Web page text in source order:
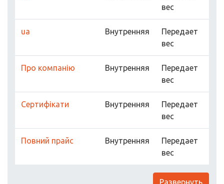
вес
ua Внутренняя
Передает
вес
Про компанію Внутренняя
Передает
вес
Сертифікати Внутренняя
Передает
вес
Повний прайс Внутренняя
Передает
вес
Развернуть